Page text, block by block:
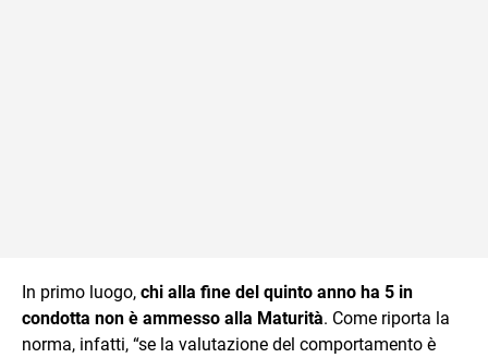
In primo luogo, chi alla fine del quinto anno ha 5 in
condotta non è ammesso alla Maturità. Come riporta la
norma, infatti, “se la valutazione del comportamento è